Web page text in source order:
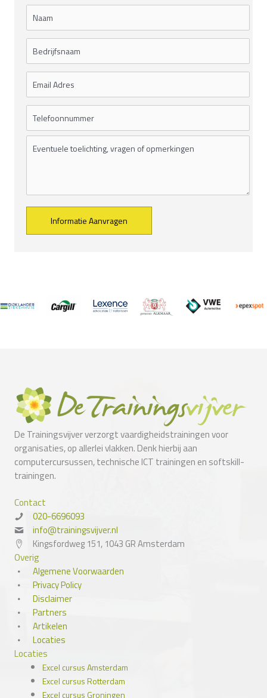
De Trainingsvijver verzorgt vaardigheidstrainingen voor
organisaties, op allerlei vlakken. Denk hierbij aan
computercursussen, technische ICT trainingen en softskill-
trainingen.
Contact
020-6696093
info@trainingsvijver.nl
Kingsfordweg 151, 1043 GR Amsterdam
Overig
Algemene Voorwaarden
Privacy Policy
Disclaimer
Partners
Artikelen
Locaties
Locaties
Excel cursus Amsterdam
Excel cursus Rotterdam
Excel cursus Groningen